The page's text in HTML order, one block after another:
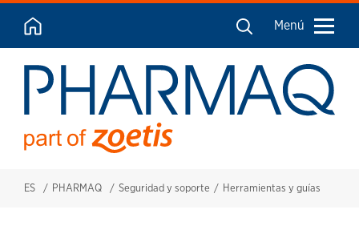
Menú
ES PHARMAQ Seguridad y soporte Herramientas y guías